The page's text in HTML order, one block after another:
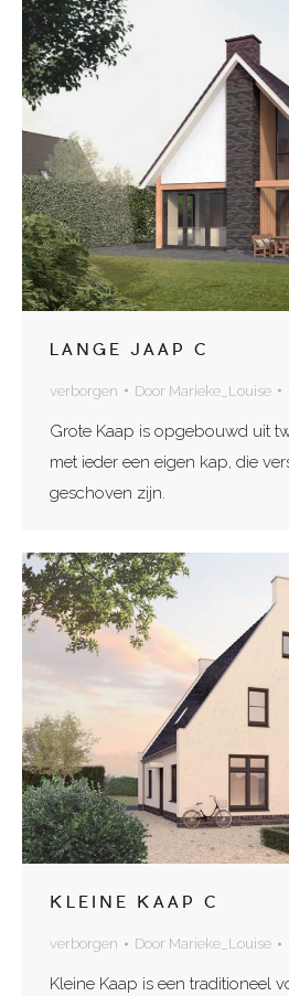
LANGE JAAP C
verborgen Door Marieke_Louise
Grote Kaap is opgebouwd uit
met ieder een eigen kap, die
geschoven zijn.
KLEINE KAAP C
verborgen Door Marieke_Louise
Kleine Kaap is een traditioneel